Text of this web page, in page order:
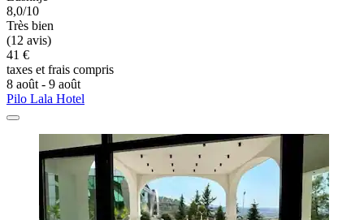
8,0/10
Très bien
(12 avis)
41 €
taxes et frais compris
8 août - 9 août
Pilo Lala Hotel